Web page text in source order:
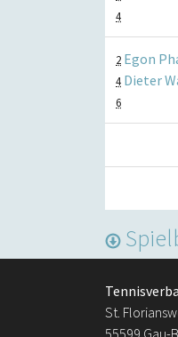
4
2 Egon
4 Dieter
6
St.